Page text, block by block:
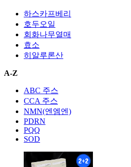
하스카프베리
호두오일
회화나무열매
효소
히알루론산
A-Z
ABC 주스
CCA 주스
NMN(엔엠엔)
PDRN
PQQ
SOD